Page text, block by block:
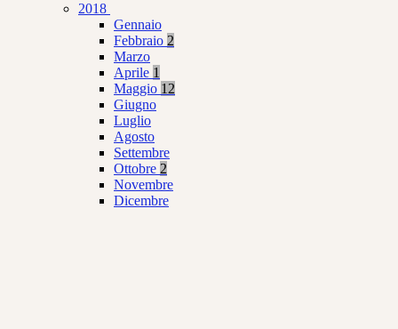
2018
Gennaio
Febbraio 2
Marzo
Aprile 1
Maggio 12
Giugno
Luglio
Agosto
Settembre
Ottobre 2
Novembre
Dicembre